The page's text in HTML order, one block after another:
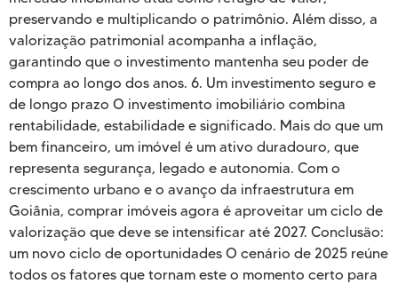
preservando e multiplicando o patrimônio. Além disso, a
valorização patrimonial acompanha a inflação,
garantindo que o investimento mantenha seu poder de
compra ao longo dos anos. 6. Um investimento seguro e
de longo prazo O investimento imobiliário combina
rentabilidade, estabilidade e significado. Mais do que um
bem financeiro, um imóvel é um ativo duradouro, que
representa segurança, legado e autonomia. Com o
crescimento urbano e o avanço da infraestrutura em
Goiânia, comprar imóveis agora é aproveitar um ciclo de
valorização que deve se intensificar até 2027. Conclusão:
um novo ciclo de oportunidades O cenário de 2025 reúne
todos os fatores que tornam este o momento certo para